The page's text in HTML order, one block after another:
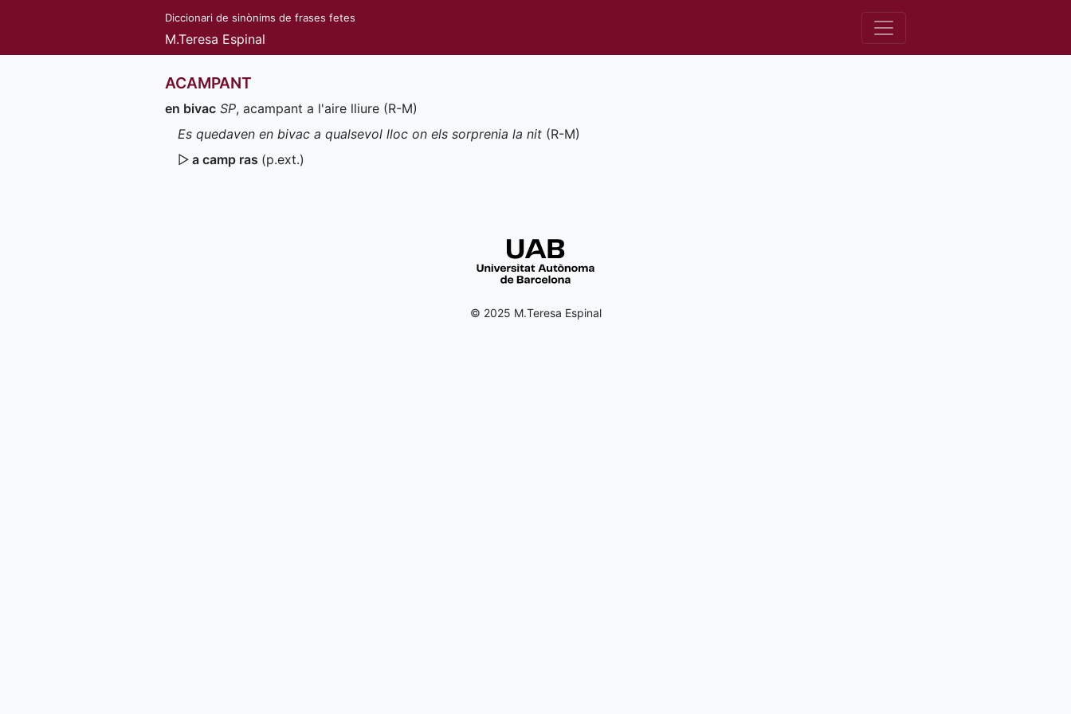
Diccionari de sinònims de frases fetes
M.Teresa Espinal
ACAMPANT
en bivac SP, acampant a l'aire lliure (R-M)
Es quedaven en bivac a qualsevol lloc on els sorprenia la nit (R-M)
▷ a camp ras (p.ext.)
© 2025 M.Teresa Espinal